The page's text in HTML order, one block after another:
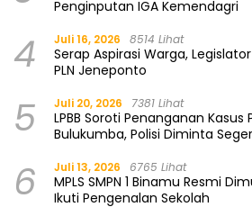
Penginputan IGA Kemendagri
4 Juli 16, 2026 8514 Lihat
Serap Aspirasi Warga,
PLN Jeneponto
5 Juli 20, 2026 7381 Lihat
LPBB Soroti Penanganan Kasus
Bulukumba, Polisi Diminta
6 Juli 13, 2026 6765 Lihat
MPLS SMPN 1 Binamu Resmi
Ikuti Pengenalan Sekolah